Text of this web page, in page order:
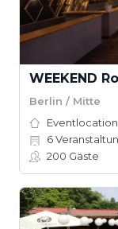
WEEKEND
Berlin / Mitte
Eventlocation
6
200 Gäste